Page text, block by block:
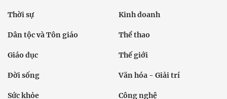
Thời sự Kinh doanh
Dân tộc và Tôn giáo Thể thao
Giáo dục Thế giới
Đời sống Văn hóa - Giải trí
Sức khỏe Công nghệ